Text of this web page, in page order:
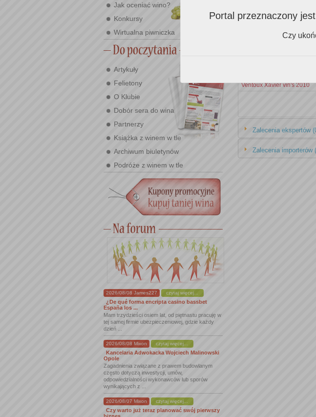
Jak oceniać wino?
Konkursy
Wirtualna piwniczka
Artykuły
Felietony
O Klubie
Dobór sera do wina
Partnerzy
Książka z winem w tle
Archiwum biuletynów
Podróże z winem w tle
2026/08/08 James227 czytaj więcej...
¿De qué forma encripta casino bassbet
España los ...
Mam trzydzieści osiem lat, od piętnastu pracuję w
tej samej firmie ubezpieczeniowej, gdzie każdy
dzień ...
2026/08/08 Mixon czytaj więcej...
Kancelaria Adwokacka Wojciech Malinowski
Opole
Zagadnienia związane z prawem budowlanym
często dotyczą inwestycji, umów,
odpowiedzialności wykonawców lub sporów
wynikających z ...
2026/08/07 Mixon czytaj więcej...
Czy warto już teraz planować swój pierwszy
Zalecenia
Cabernet Sauvignon
Ventoux Xavier vin's 2010
Zalecenia ekspertów
Zalecenia importerów
Portal przeznaczony
Czy